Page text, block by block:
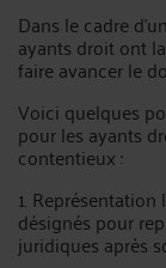
Dans le cadre
ayants droit ont
faire avancer le
Voici quelques
pour les ayants
contentieux :
1.
désignés pour
juridiques après